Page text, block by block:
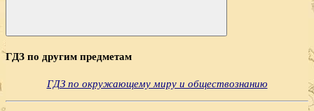
Поиск
ГДЗ по другим предметам
ГДЗ по окружающему миру и обществознанию